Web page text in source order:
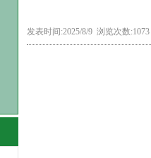
发表时间:2025/8/9 浏览次数